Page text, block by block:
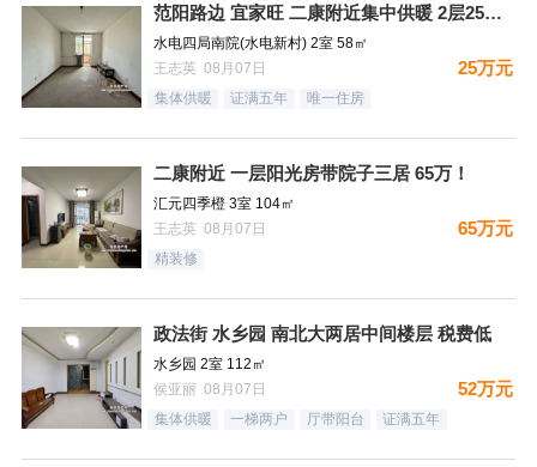
范阳路边 宜家旺 二康附近集中供暖 2层25万！
水电四局南院(水电新村) 2室 58㎡
王志英 08月07日
25万元
集体供暖 证满五年 唯一住房
二康附近 一层阳光房带院子三居 65万！
汇元四季橙 3室 104㎡
王志英 08月07日
65万元
精装修
政法街 水乡园 南北大两居中间楼层 税费低
水乡园 2室 112㎡
侯亚丽 08月07日
52万元
集体供暖 一梯两户 厅带阳台 证满五年